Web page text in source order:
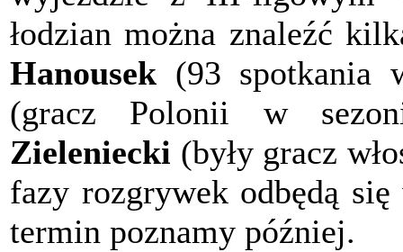
łodzian można znaleźć
Hanousek (93 spotkania
(gracz Polonii w
Zieleniecki (były gracz
fazy rozgrywek odbędą
termin poznamy później.